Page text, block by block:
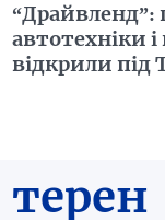
“Драйвленд”:
автотехніки
відкрили під
терен